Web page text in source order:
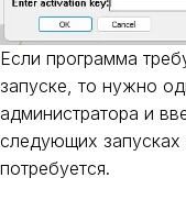
Если программа
запуске, то нужно
администратора и
следующих
потребуется.